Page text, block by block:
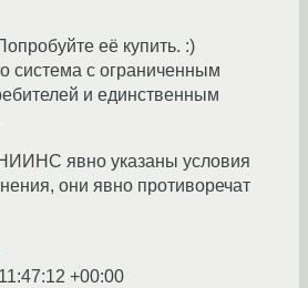
её купить. :)
с ограниченным
и единственным
явно указаны условия
они явно противоречат
+00:00